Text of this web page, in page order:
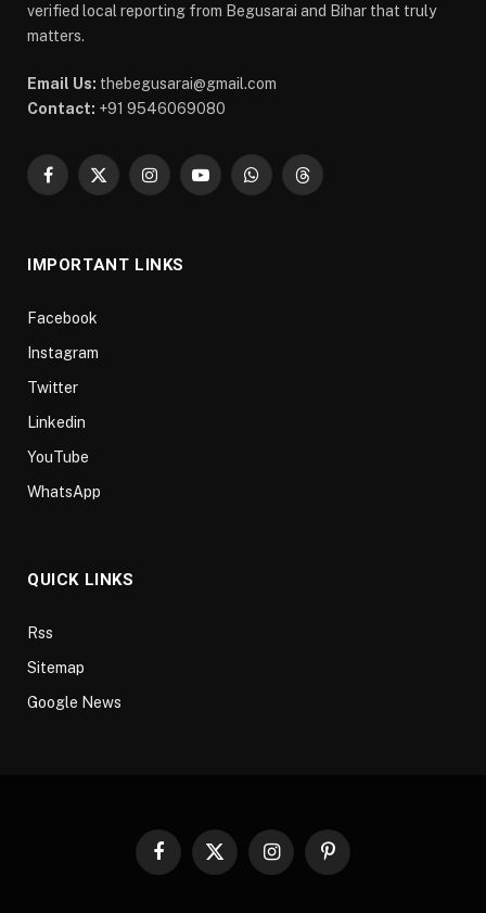
verified local reporting from Begusarai and Bihar that truly
matters.
Email Us: thebegusarai@gmail.com
Contact: +91 9546069080
Facebook
X
InstagramYouTubeWhatsAppThreads
IMPORTANT LINKS
Facebook
Instagram
Twitter
Linkedin
YouTube
WhatsApp
QUICK LINKS
Rss
Sitemap
Google News
Facebook
X
InstagramPinterest